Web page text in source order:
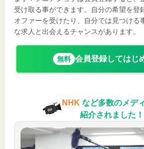
受け取る事ができます。自分の希望を登
オファーを受けたり、自分では見つける
な求人と出会えるチャンスがあります。
無料 会員登録してはじ
NHK など多数のメデ
紹介されました！